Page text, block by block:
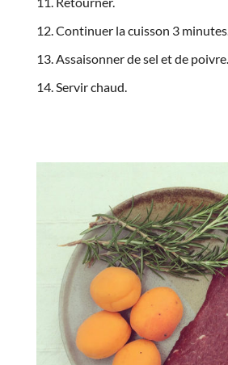
Continuer la cuisson 3 minutes.
Assaisonner de sel et de poivre.
Servir chaud.